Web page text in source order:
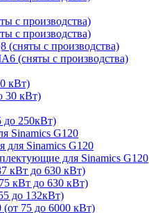
с производства)
с производства)
(сняты с производства)
(сняты с производства)
кВт)
30 кВт)
до 250кВт)
Sinamics G120
для Sinamics G120
для Sinamics G120
кВт до 630 кВт)
кВт до 630 кВт)
до 132кВт)
75 до 6000 кВт)